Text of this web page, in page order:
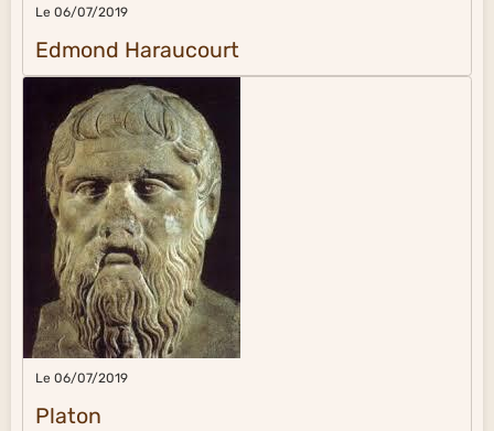
Le 06/07/2019
Edmond Haraucourt
Le 06/07/2019
Platon